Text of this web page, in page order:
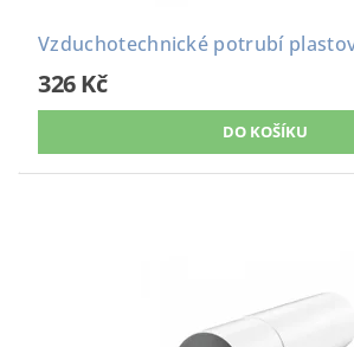
Vzduchotechnické potrubí
326 Kč